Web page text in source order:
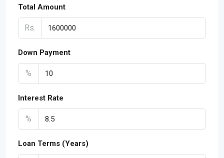
Total Amount
Rs.
Down Payment
%
Interest Rate
%
Loan Terms (Years)